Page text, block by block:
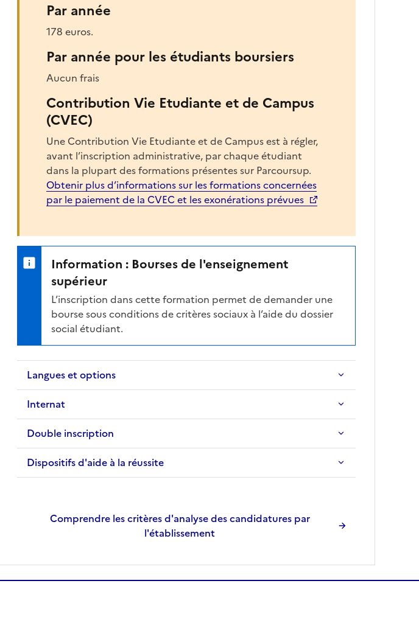
Par année
178 euros.
Par année pour les étudiants boursiers
Aucun frais
Contribution Vie Etudiante et de Campus
(CVEC)
Une Contribution Vie Etudiante et de Campus est à régler,
avant l’inscription administrative, par chaque étudiant
dans la plupart des formations présentes sur Parcoursup.
Obtenir plus d’informations sur les formations concernées
par le paiement de la CVEC et les exonérations prévues
Information : Bourses de l'enseignement
supérieur
L’inscription dans cette formation permet de demander une
bourse sous conditions de critères sociaux à l’aide du dossier
social étudiant.
Langues et options
Internat
Double inscription
Dispositifs d'aide à la réussite
Comprendre les critères d'analyse des candidatures par
l'établissement